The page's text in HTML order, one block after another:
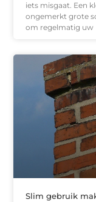
iets misgaat. Een
ongemerkt grote
om regelmatig uw
Slim gebruik